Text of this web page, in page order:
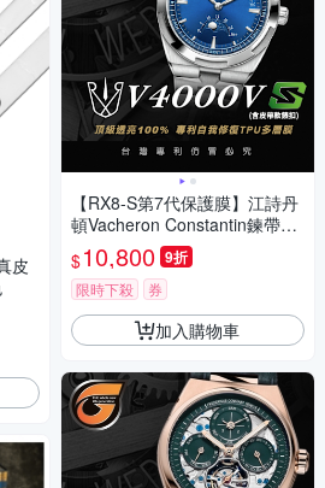
皮
【RX8-S第7代保護膜】江詩丹
頓Vacheron Constantin鍊帶款
系列(含鏡面、外圈)腕錶、手錶
貼膜(不含手錶)
$10,800 9折
限時下殺 券
加入購物車